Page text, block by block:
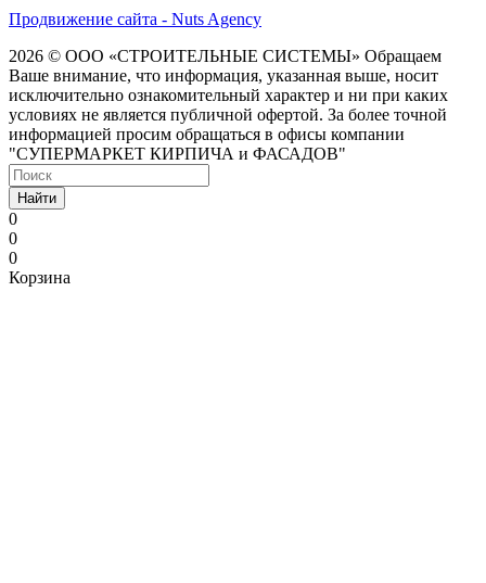
Продвижение сайта - Nuts Agency
2026 © ООО «СТРОИТЕЛЬНЫЕ СИСТЕМЫ» Обращаем
Ваше внимание, что информация, указанная выше, носит
исключительно ознакомительный характер и ни при каких
условиях не является публичной офертой. За более точной
информацией просим обращаться в офисы компании
"СУПЕРМАРКЕТ КИРПИЧА и ФАСАДОВ"
Найти
0
0
0
Корзина